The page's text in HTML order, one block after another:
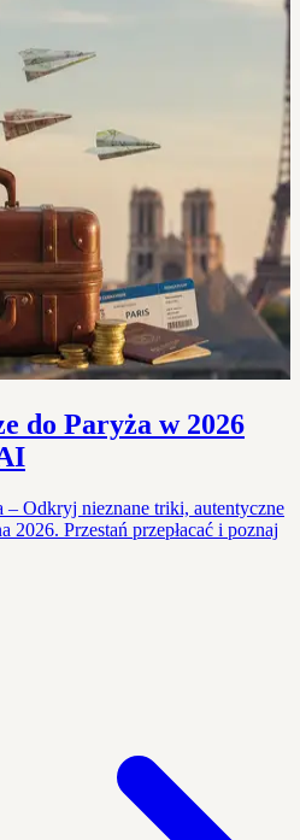
do Paryża w 2026
– Odkryj nieznane triki, autentyczne
2026. Przestań przepłacać i poznaj